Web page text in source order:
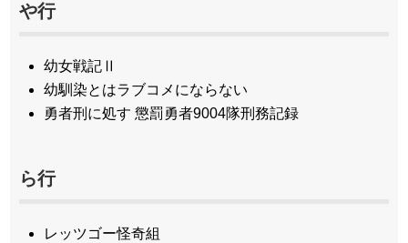
や行
幼女戦記Ⅱ
幼馴染とはラブコメにならない
勇者刑に処す 懲罰勇者9004隊刑務記録
ら行
レッツゴー怪奇組